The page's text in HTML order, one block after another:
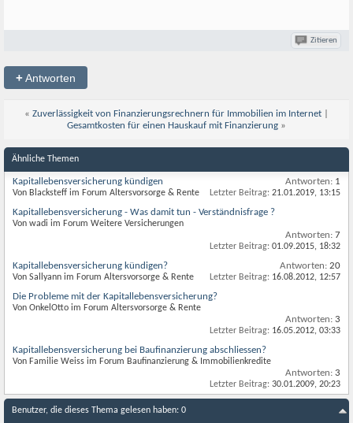
Zitieren
+Antworten
« Zuverlässigkeit von Finanzierungsrechnern für Immobilien im Internet
Gesamtkosten für einen Hauskauf mit Finanzierung »
Ähnliche Themen
Kapitallebensversicherung kündigen
Von Blacksteff im Forum Altersvorsorge & Rente
Antworten: 1
Letzter Beitrag: 21.01.2019, 13:15
Kapitallebensversicherung - Was damit tun - Verständnisfrage ?
Von wadi im Forum Weitere Versicherungen
Antworten: 7
Letzter Beitrag: 01.09.2015, 18:32
Kapitallebensversicherung kündigen?
Von Sallyann im Forum Altersvorsorge & Rente
Antworten: 20
Letzter Beitrag: 16.08.2012, 12:57
Die Probleme mit der Kapitallebensversicherung?
Von OnkelOtto im Forum Altersvorsorge & Rente
Antworten: 3
Letzter Beitrag: 16.05.2012, 03:33
Kapitallebensversicherung bei Baufinanzierung abschliessen?
Von Familie Weiss im Forum Baufinanzierung & Immobilienkredite
Antworten: 3
Letzter Beitrag: 30.01.2009, 20:23
Benutzer, die dieses Thema gelesen haben: 0